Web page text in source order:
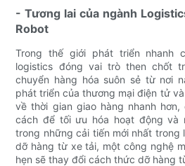
- Tương lai của ngành
Robot
Trong thế giới phát triển nhanh
logistics đóng vai trò then chốt
chuyển hàng hóa suôn sẻ từ nơi
phát triển của thương mại điện tử
về thời gian giao hàng nhanh
cách để tối ưu hóa hoạt động và
trong những cải tiến mới nhất
dỡ hàng từ xe tải, một công nghệ
hẹn sẽ thay đổi cách thức dỡ hàng